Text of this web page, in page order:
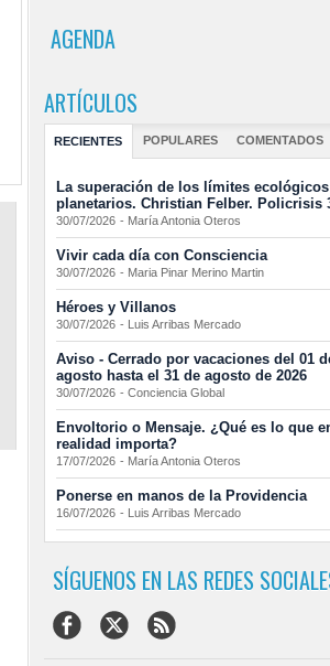
AGENDA
ARTÍCULOS
RECIENTES POPULARES COMENTADOS
La superación de los límites ecológicos
planetarios. Christian Felber. Policrisis
30/07/2026 - María Antonia Oteros
Vivir cada día con Consciencia
30/07/2026 - Maria Pinar Merino Martin
Héroes y Villanos
30/07/2026 - Luis Arribas Mercado
Aviso - Cerrado por vacaciones del 01
agosto hasta el 31 de agosto de 2026
30/07/2026 - Conciencia Global
Envoltorio o Mensaje. ¿Qué es lo que
realidad importa?
17/07/2026 - María Antonia Oteros
Ponerse en manos de la Providencia
16/07/2026 - Luis Arribas Mercado
SÍGUENOS EN LAS REDES